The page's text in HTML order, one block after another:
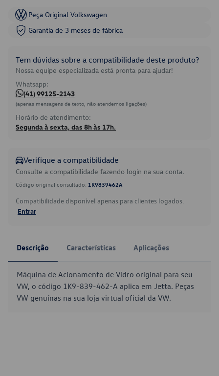
Peça Original Volkswagen
Garantia de 3 meses de fábrica
Tem dúvidas sobre a compatibilidade deste produto?
Nossa equipe especializada está pronta para ajudar!
Whatsapp:
(41) 99125-2143
(apenas mensagens de texto, não atendemos ligações)
Horário de atendimento:
Segunda à sexta, das 8h às 17h.
Verifique a compatibilidade
Consulte a compatibilidade fazendo login na sua conta.
Código original consultado: 1K9839462A
Compatibilidade disponível apenas para clientes logados.
Entrar
Descrição Características Aplicações
Máquina de Acionamento de Vidro original para seu
VW, o código 1K9-839-462-A aplica em Jetta. Peças
VW genuínas na sua loja virtual oficial da VW.